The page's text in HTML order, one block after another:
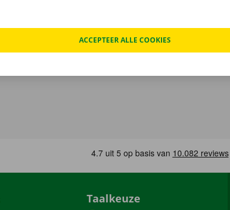
Taalkeuze
ACCEPTEER ALLE COOKIES